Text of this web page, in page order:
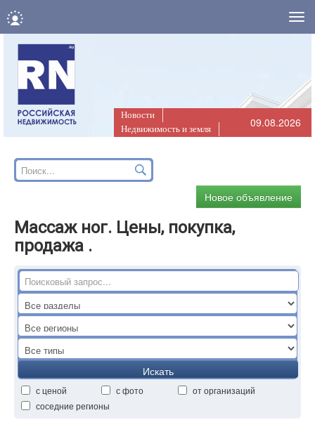
Новости
Недвижимость и земля
09.08.2026
Новое объявление
Массаж ног. Цены, покупка,
продажа .
Искать
с ценой с фото
от организаций
соседние регионы